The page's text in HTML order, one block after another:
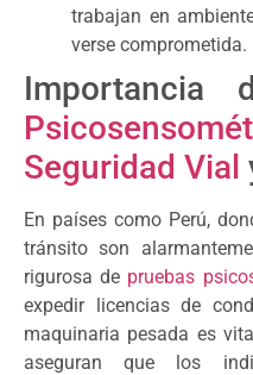
trabajan en
verse comprometida.
Importancia
Seguridad Vial
En países como Perú,
tránsito son
rigurosa de pruebas
expedir licencias de
maquinaria pesada es
aseguran que los